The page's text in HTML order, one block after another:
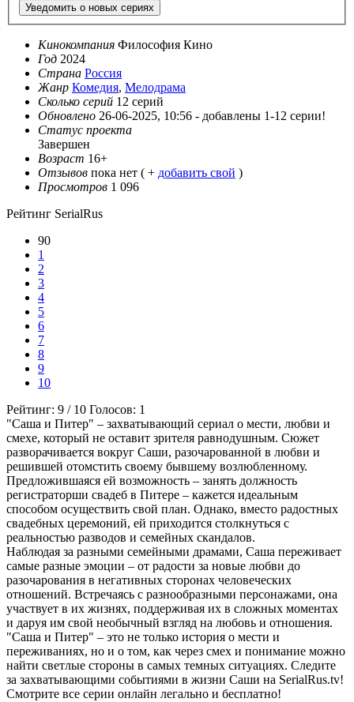
Уведомить о новых сериях
Кинокомпания Философия Кино
Год 2024
Страна Россия
Жанр Комедия, Мелодрама
Сколько серий 12 серий
Обновлено 26-06-2025, 10:56 - добавлены 1-12 серии!
Статус проекта
Завершен
Возраст 16+
Отзывов пока нет ( + добавить свой )
Просмотров 1 096
Рейтинг SerialRus
90
1
2
3
4
5
6
7
8
9
10
Рейтинг: 9 / 10 Голосов: 1
"Саша и Питер" – захватывающий сериал о мести, любви и
смехе, который не оставит зрителя равнодушным. Сюжет
разворачивается вокруг Саши, разочарованной в любви и
решившей отомстить своему бывшему возлюбленному.
Предложившаяся ей возможность – занять должность
регистраторши свадеб в Питере – кажется идеальным
способом осуществить свой план. Однако, вместо радостных
свадебных церемоний, ей приходится столкнуться с
реальностью разводов и семейных скандалов.
Наблюдая за разными семейными драмами, Саша переживает
самые разные эмоции – от радости за новые любви до
разочарования в негативных сторонах человеческих
отношений. Встречаясь с разнообразными персонажами, она
участвует в их жизнях, поддерживая их в сложных моментах
и даруя им свой необычный взгляд на любовь и отношения.
"Саша и Питер" – это не только история о мести и
переживаниях, но и о том, как через смех и понимание можно
найти светлые стороны в самых темных ситуациях. Следите
за захватывающими событиями в жизни Саши на SerialRus.tv!
Смотрите все серии онлайн легально и бесплатно!